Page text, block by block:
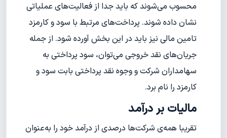
محسوب می‌شوند که باید جدا از فعالیت‌های عملیاتی
نشان داده شوند. پرداخت‌های مرتبط با سود و کارمزد
تامین مالی نیز باید در این بخش آورده شود. از جمله
جریان‌های نقد خروجی می‌توان، سود پرداختی به
سهامداران شرکت و وجوه نقد پرداختی بابت سود و
کارمزد را نام برد.
مالیات بر درآمد
تقریبا همه‌ی شرکت‌ها درصدی از درآمد خود را به‌عنوان